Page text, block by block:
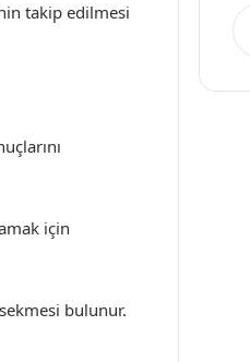
takip edilmesi
için
bulunur.